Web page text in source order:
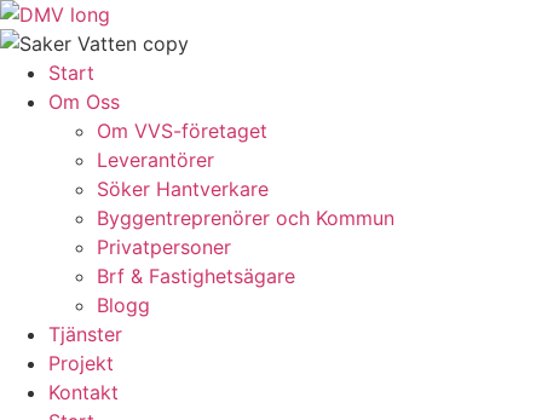
Skip
to
contentStart
Om Oss
Om VVS-företaget
Leverantörer
Söker Hantverkare
Byggentreprenörer och Kommun
Privatpersoner
Brf & Fastighetsägare
Blogg
Tjänster
Projekt
Kontakt